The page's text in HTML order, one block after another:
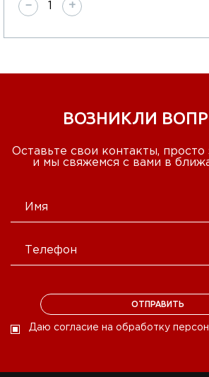
− +
ВОЗНИКЛИ
Оставьте свои контакты,
и мы свяжемся с вами в
Даю согласие на обработку